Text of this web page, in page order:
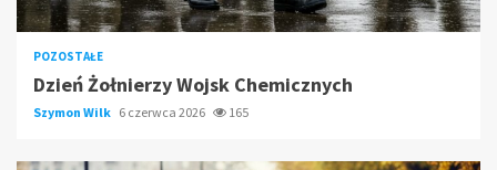
POZOSTAŁE
Dzień Żołnierzy Wojsk Chemicznych
Szymon Wilk 6 czerwca 2026 165